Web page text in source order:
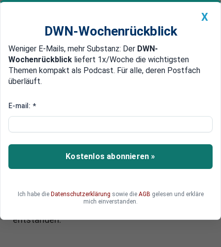
Newsticker MEIN DWN: Geldanlage Premium
Edelmetalle DWN-Magazin China
50.000 Spielfilme auf einer CD
Neues Laserverfahren: Forscher
entwickelt CD mit 1000 Terabyte
Auf einer neu entwickelten CD sollen 12.000-mal
Allein in den vergangenen zwei Jahren sind 90
entstanden.
X
DWN-Wochenrückblick
Weniger E-Mails, mehr Substanz: Der DWN-
Wochenrückblick liefert 1x/Woche die wichtigsten
Themen kompakt als Podcast. Für alle, deren Postfach
überläuft.
E-mail: *
Kostenlos abonnieren »
Ich habe die Datenschutzerklärung sowie die AGB gelesen und erkläre
mich einverstanden.